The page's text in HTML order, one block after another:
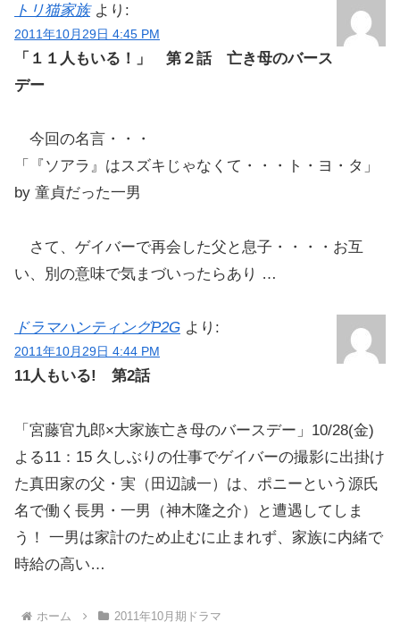
トリ猫家族 より:
2011年10月29日 4:45 PM
「１１人もいる！」 第２話 亡き母のバース
デー
今回の名言・・・
「『ソアラ』はスズキじゃなくて・・・ト・ヨ・タ」
by 童貞だった一男
さて、ゲイバーで再会した父と息子・・・・お互
い、別の意味で気まづいったらあり …
ドラマハンティングP2G より:
2011年10月29日 4:44 PM
11人もいる! 第2話
「宮藤官九郎×大家族亡き母のバースデー」10/28(金)
よる11：15 久しぶりの仕事でゲイバーの撮影に出掛け
た真田家の父・実（田辺誠一）は、ポニーという源氏
名で働く長男・一男（神木隆之介）と遭遇してしま
う！ 一男は家計のため止むに止まれず、家族に内緒で
時給の高い…
ホーム 2011年10月期ドラマ